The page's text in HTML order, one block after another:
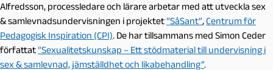
Alfredsson, processledare och lärare arbetar med att utveckla sex
& samlevnadsundervisningen i projektet”SåSant”,Centrum för
Pedagogisk Inspiration (CPI). De har tillsammans med Simon Ceder
författat”Sexualitetskunskap – Ett stödmaterial till undervisning i
sex & samlevnad, jämställdhet och likabehandling”.